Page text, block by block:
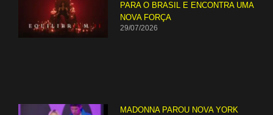
PARA O BRASIL E ENCONTRA UMA
NOVA FORÇA
29/07/2026
MADONNA PAROU NOVA YORK